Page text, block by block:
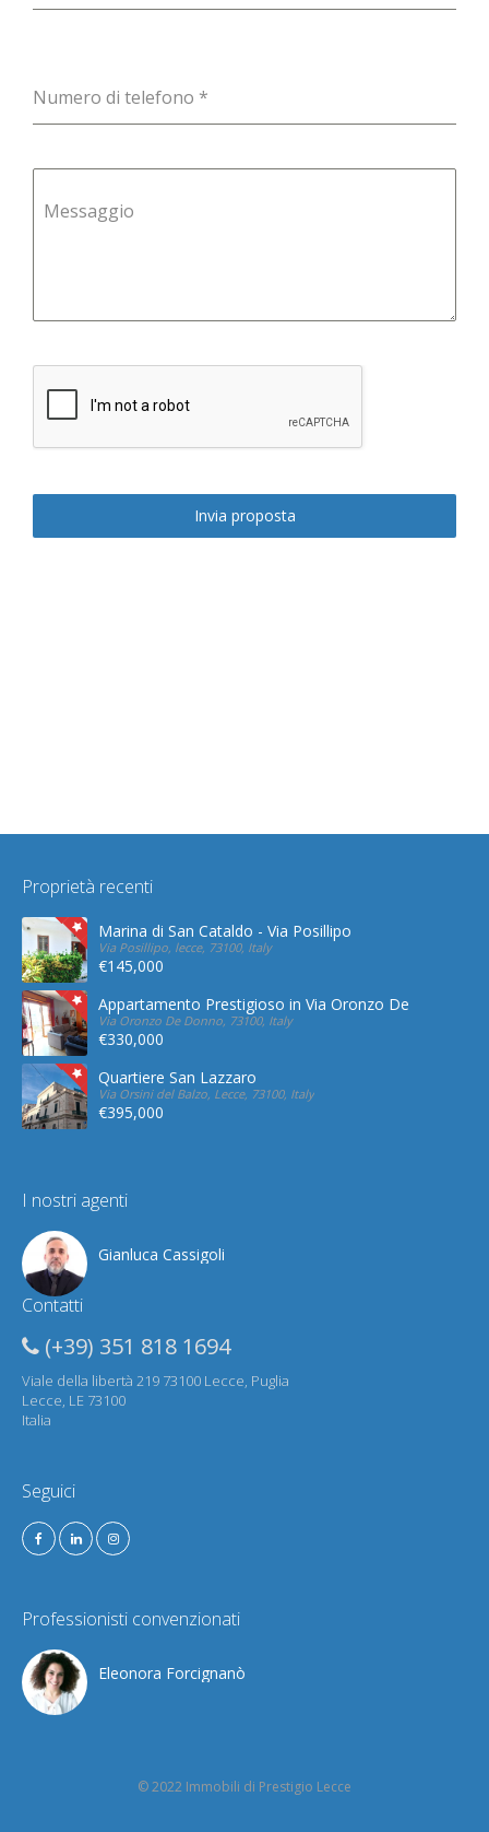
Numero di telefono *
Messaggio
Invia proposta
Proprietà recenti
Marina di San Cataldo - Via Posillipo
Via Posillipo, lecce, 73100, Italy
€145,000
Appartamento Prestigioso in Via Oronzo De Donno
Via Oronzo De Donno, 73100, Italy
€330,000
Quartiere San Lazzaro
Via Orsini del Balzo, Lecce, 73100, Italy
€395,000
I nostri agenti
Gianluca Cassigoli
Contatti
(+39) 351 818 1694
Viale della libertà 219 73100 Lecce, Puglia
Lecce, LE 73100
Italia
Seguici
Professionisti convenzionati
Eleonora Forcignanò
© 2022 Immobili di Prestigio Lecce